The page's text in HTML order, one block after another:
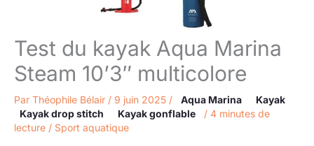
Test du kayak Aqua Marina
Steam 10’3″ multicolore
Par Théophile Bélair / 9 juin 2025 / Aqua Marina
Kayak
Kayak drop stitch
Kayak gonflable / 4 minutes de
lecture / Sport aquatique